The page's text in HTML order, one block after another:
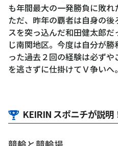
も年間最大の一発勝負に敗れ
ただ、昨年の覇者は自身の
スを突っ込んだ和田健太郎
じ南関地区。今度は自分が
った過去２回の経験は必ず
を逃さずに仕掛けてＶ争いへ
KEIRIN スポニチが説明